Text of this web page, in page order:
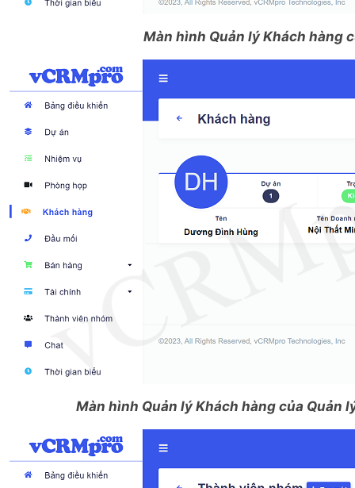
Màn hình Quản lý Khách hàng
Màn hình Quản lý Khách hàng của Quản